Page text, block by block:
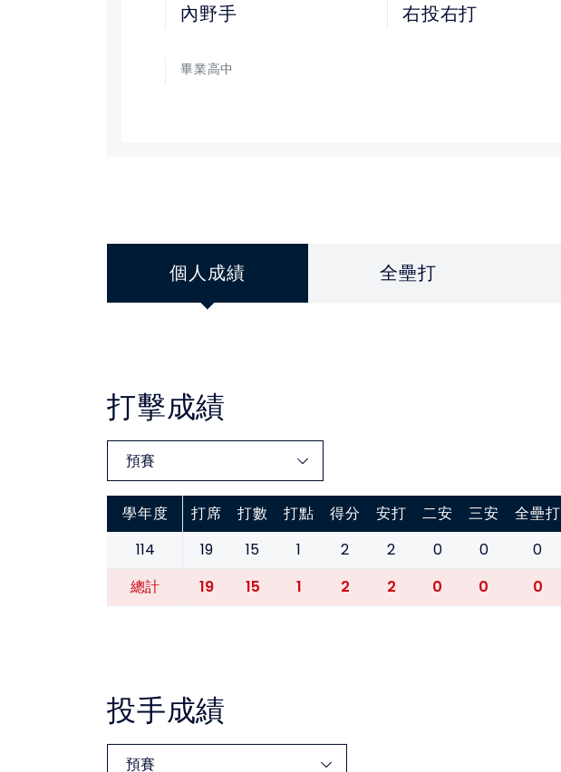
內野手 右投右打
畢業高中
個人成績 全壘打
打擊成績
學年度 打席 打數 打點 得分 安打 二安 三安 全壘打
114 19 15 1 2 2 0 0 0
總計 19 15 1 2 2 0 0 0
投手成績